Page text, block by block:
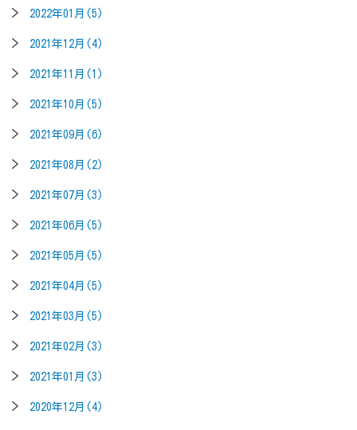
2022年01月(5)
2021年12月(4)
2021年11月(1)
2021年10月(5)
2021年09月(6)
2021年08月(2)
2021年07月(3)
2021年06月(5)
2021年05月(5)
2021年04月(5)
2021年03月(5)
2021年02月(3)
2021年01月(3)
2020年12月(4)